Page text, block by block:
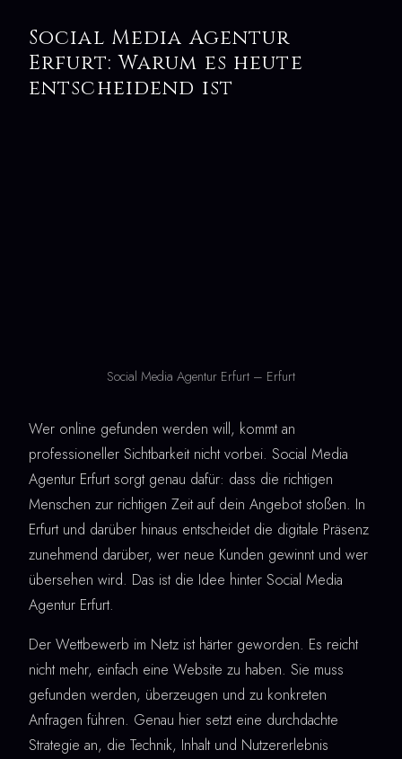
Social Media Agentur
Erfurt: Warum es heute
entscheidend ist
Social Media Agentur Erfurt – Erfurt
Wer online gefunden werden will, kommt an
professioneller Sichtbarkeit nicht vorbei. Social Media
Agentur Erfurt sorgt genau dafür: dass die richtigen
Menschen zur richtigen Zeit auf dein Angebot stoßen. In
Erfurt und darüber hinaus entscheidet die digitale Präsenz
zunehmend darüber, wer neue Kunden gewinnt und wer
übersehen wird. Das ist die Idee hinter Social Media
Agentur Erfurt.
Der Wettbewerb im Netz ist härter geworden. Es reicht
nicht mehr, einfach eine Website zu haben. Sie muss
gefunden werden, überzeugen und zu konkreten
Anfragen führen. Genau hier setzt eine durchdachte
Strategie an, die Technik, Inhalt und Nutzererlebnis